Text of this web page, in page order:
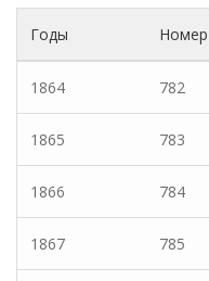
Годы
1864 782
1865 783
1866 784
1867 785